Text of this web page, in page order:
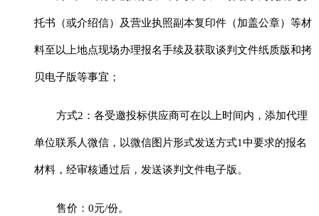
托书（或介绍信）及营业执照副本复印件（加盖公章）等材
料至以上地点现场办理报名手续及获取谈判 文件纸质版和拷
贝电子版等事宜；
方式2：各受邀投标供应商可在以上时间内，添加代理
单位联系人微信，以微信图片形式发送方式1中要求的报名
材料，经审核通过后，发送谈判文件电子版。
售价： 0元/份。